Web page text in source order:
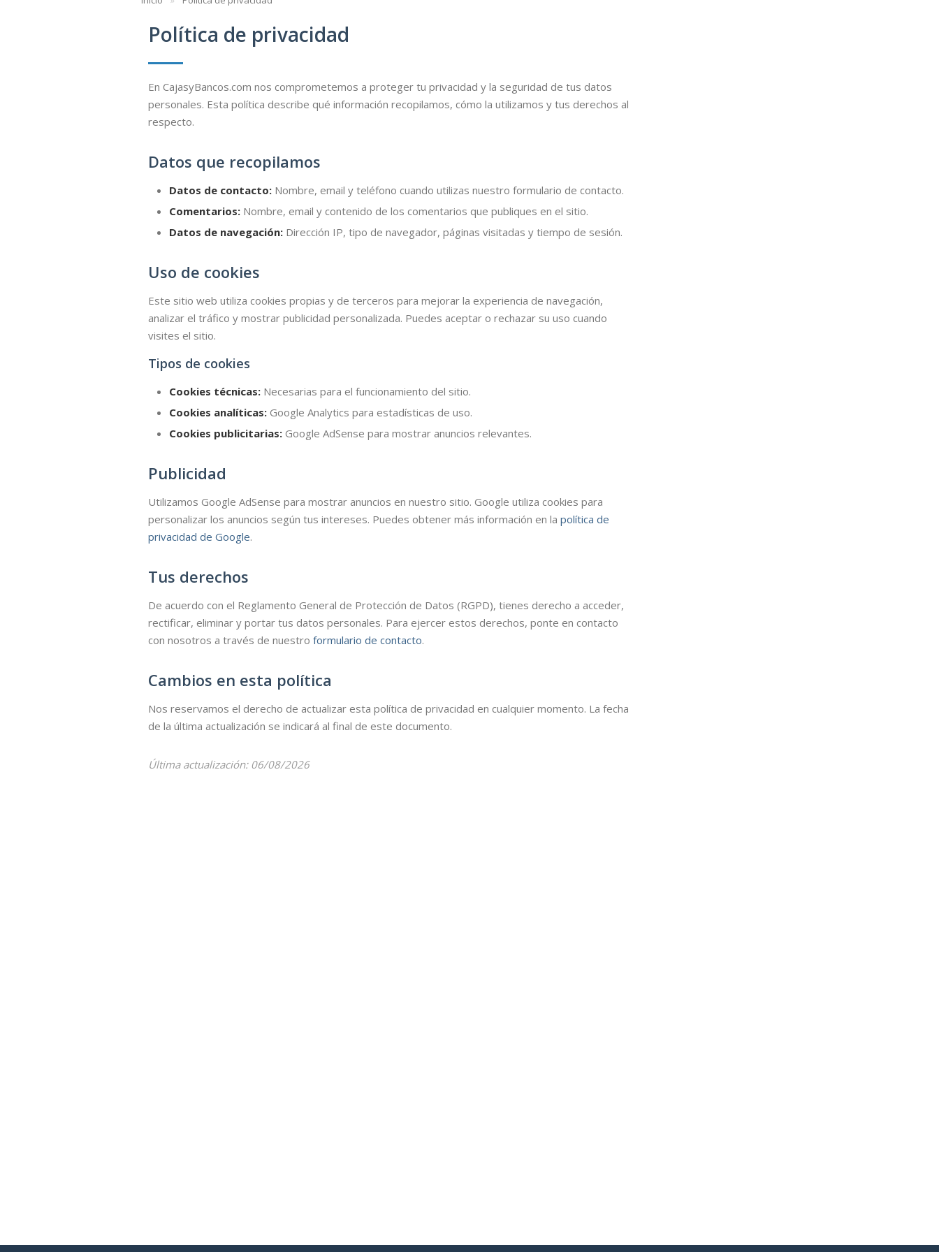
Política de privacidad
En CajasyBancos.com nos comprometemos a proteger tu privacidad y la seguridad de tus datos
personales. Esta política describe qué información recopilamos, cómo la utilizamos y tus derechos al
respecto.
Datos que recopilamos
Datos de contacto: Nombre, email y teléfono cuando utilizas nuestro formulario de contacto.
Comentarios: Nombre, email y contenido de los comentarios que publiques en el sitio.
Datos de navegación: Dirección IP, tipo de navegador, páginas visitadas y tiempo de sesión.
Uso de cookies
Este sitio web utiliza cookies propias y de terceros para mejorar la experiencia de navegación,
analizar el tráfico y mostrar publicidad personalizada. Puedes aceptar o rechazar su uso cuando
visites el sitio.
Tipos de cookies
Cookies técnicas: Necesarias para el funcionamiento del sitio.
Cookies analíticas: Google Analytics para estadísticas de uso.
Cookies publicitarias: Google AdSense para mostrar anuncios relevantes.
Publicidad
Utilizamos Google AdSense para mostrar anuncios en nuestro sitio. Google utiliza cookies para
personalizar los anuncios según tus intereses. Puedes obtener más información en la política de
privacidad de Google.
Tus derechos
De acuerdo con el Reglamento General de Protección de Datos (RGPD), tienes derecho a acceder,
rectificar, eliminar y portar tus datos personales. Para ejercer estos derechos, ponte en contacto
con nosotros a través de nuestro formulario de contacto.
Cambios en esta política
Nos reservamos el derecho de actualizar esta política de privacidad en cualquier momento. La fecha
de la última actualización se indicará al final de este documento.
Última actualización: 06/08/2026